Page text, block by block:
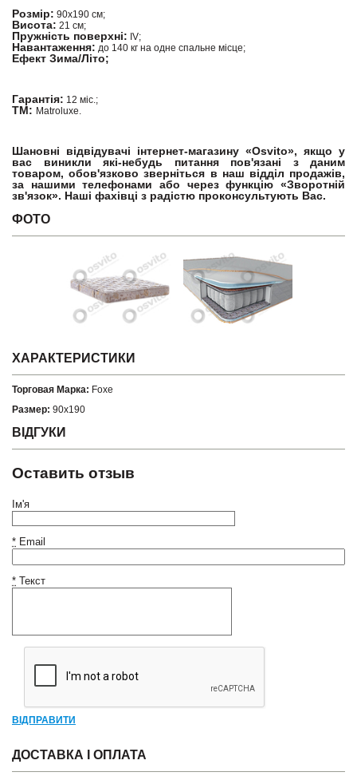
Розмір: 90х190 см;
Висота: 21 см;
Пружність поверхні: IV;
Навантаження: до 140 кг на одне спальне місце;
Ефект Зима/Літо;
Гарантія: 12 міс.;
ТМ: Matroluxe.
Шановні відвідувачі інтернет-магазину «Osvito», якщо у
вас виникли які-небудь питання пов'язані з даним
товаром, обов'язково зверніться в наш відділ продажів,
за нашими телефонами або через функцію «Зворотній
зв'язок». Наші фахівці з радістю проконсультують Вас.
ФОТО
ХАРАКТЕРИСТИКИ
Торговая Марка: Foxe
Размер: 90x190
ВІДГУКИ
Оставить отзыв
Ім'я
* Email
* Текст
ВІДПРАВИТИ
ДОСТАВКА І ОПЛАТА